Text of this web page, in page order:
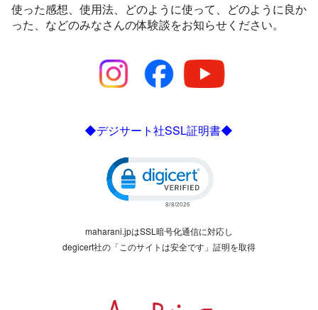
使った感想、使用法、どのように使って、どのように良か
った、などのみなさんの体験談をお知らせください。
◆デジサート社SSL証明書◆
maharani.jpはSSL暗号化通信に対応し
degicert社の「このサイトは安全です」証明を取得